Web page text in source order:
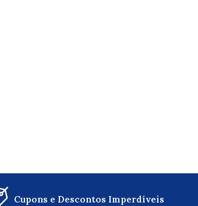
Cupons e Descontos Imperdíveis